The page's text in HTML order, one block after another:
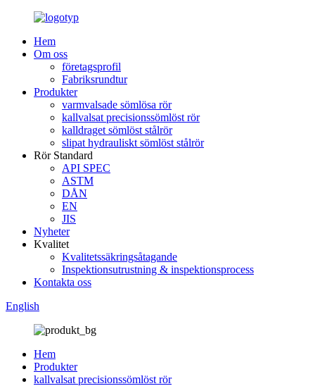
Hem
Om oss
företagsprofil
Fabriksrundtur
Produkter
varmvalsade sömlösa rör
kallvalsat precisionssömlöst rör
kalldraget sömlöst stålrör
slipat hydrauliskt sömlöst stålrör
Rör Standard
API SPEC
ASTM
DÅN
EN
JIS
Nyheter
Kvalitet
Kvalitetssäkringsåtagande
Inspektionsutrustning & inspektionsprocess
Kontakta oss
English
Hem
Produkter
kallvalsat precisionssömlöst rör